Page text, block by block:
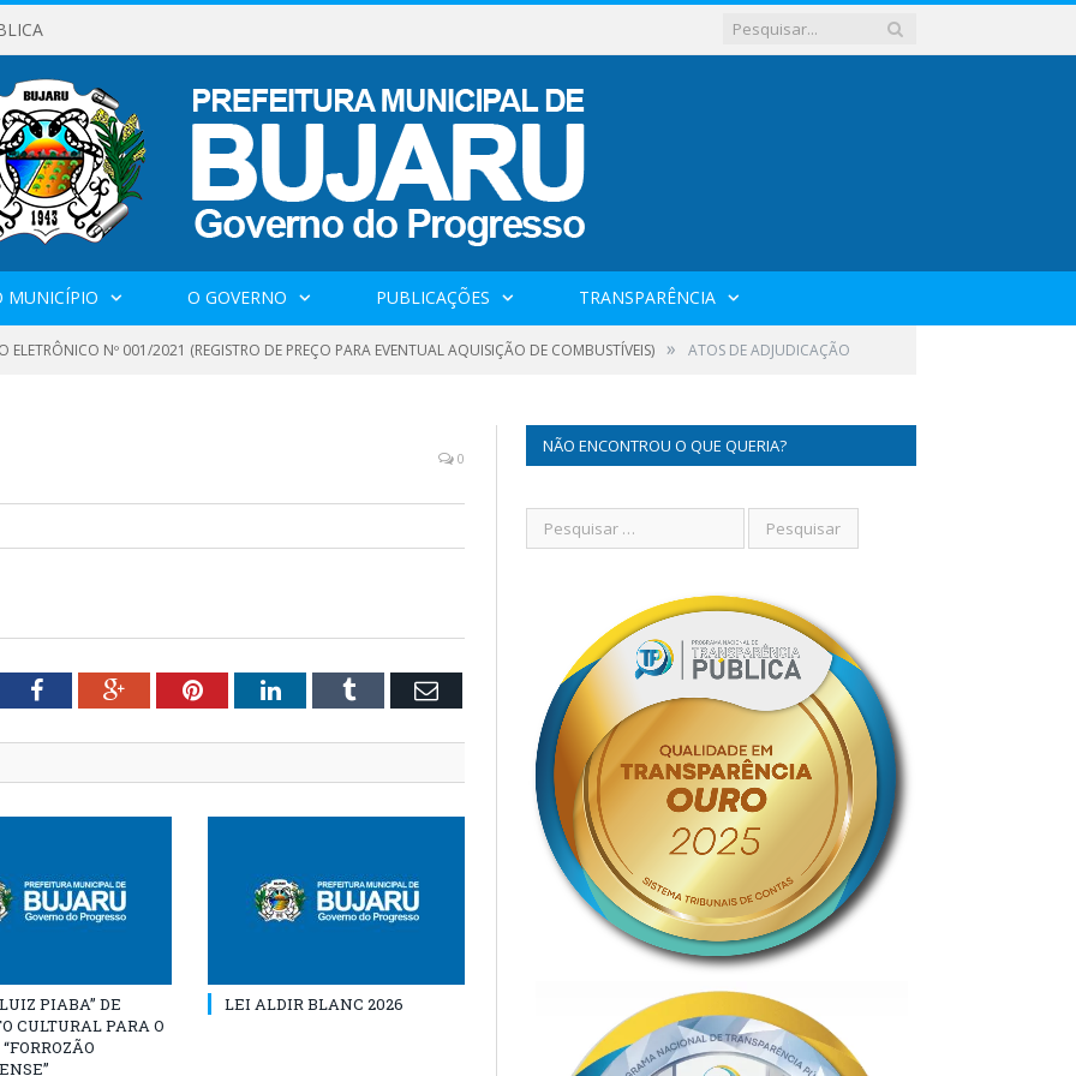
MUNICÍPIO O GOVERNO PUBLICAÇÕES TRANSPARÊNCIA
ELETRÔNICO Nº 001/2021 (REGISTRO DE PREÇO PARA EVENTUAL AQUISIÇÃO DE COMBUSTÍVEIS) » ATOS DE ADJUDICAÇÃO
0
FacebookGoogle+PinterestLinkedInTumblr Email
PIABA” DE
CULTURAL PARA O
LEI ALDIR BLANC 2026
NÃO ENCONTROU O QUE QUERIA?